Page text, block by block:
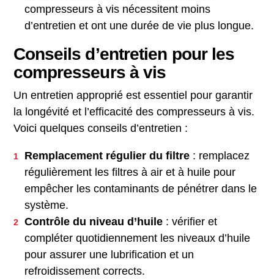
compresseurs à vis nécessitent moins
d’entretien et ont une durée de vie plus longue.
Conseils d’entretien pour les
compresseurs à vis
Un entretien approprié est essentiel pour garantir
la longévité et l’efficacité des compresseurs à vis.
Voici quelques conseils d’entretien :
Remplacement régulier du filtre: remplacez
régulièrement les filtres à air et à huile pour
empêcher les contaminants de pénétrer dans le
système.
Contrôle du niveau d’huile: vérifier et
compléter quotidiennement les niveaux d’huile
pour assurer une lubrification et un
refroidissement corrects.